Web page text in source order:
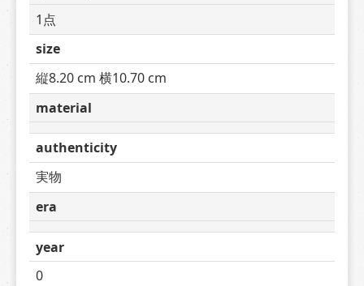
1点
size
縦8.20 cm 横10.70 cm
material
authenticity
実物
era
year
0